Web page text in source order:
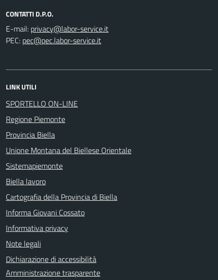
CONTATTI D.P.O.
E-mail:
PEC:
LINK UTILI
SPORTELLO ON-LINE
Regione Piemonte
Provincia Biella
Unione Montana del Biellese Orientale
Sistemapiemonte
Biella lavoro
Cartografia della Provincia di Biella
Informa Giovani Cossato
Informativa privacy
Note legali
Dichiarazione di accessibilità
Amministrazione trasparente